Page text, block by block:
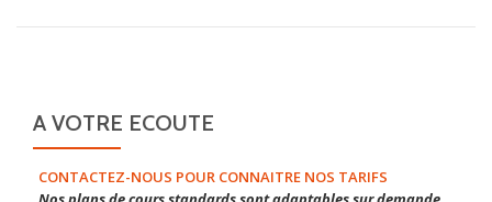
A VOTRE ECOUTE
CONTACTEZ-NOUS POUR CONNAITRE NOS TARIFS